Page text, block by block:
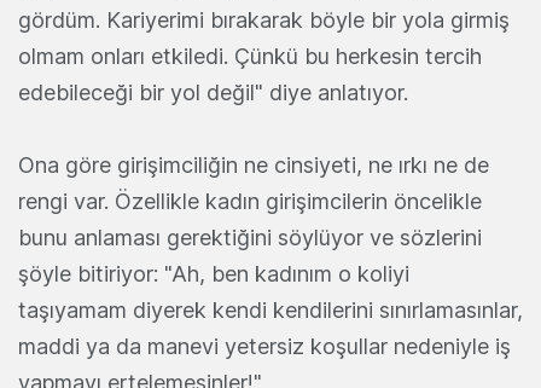
gördüm. Kariyerimi bırakarak böyle bir yola girmiş
olmam onları etkiledi. Çünkü bu herkesin tercih
edebileceği bir yol değil" diye anlatıyor.
Ona göre girişimciliğin ne cinsiyeti, ne ırkı ne de
rengi var. Özellikle kadın girişimcilerin öncelikle
bunu anlaması gerektiğini söylüyor ve sözlerini
şöyle bitiriyor: "Ah, ben kadınım o koliyi
taşıyamam diyerek kendi kendilerini sınırlamasınlar,
maddi ya da manevi yetersiz koşullar nedeniyle iş
yapmayı ertelemesinler!"